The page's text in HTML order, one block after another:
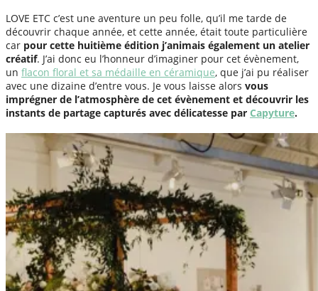
LOVE ETC c’est une aventure un peu folle, qu’il me tarde de
découvrir chaque année, et cette année, était toute particulière
car pour cette huitième édition j’animais également un atelier
créatif. J’ai donc eu l’honneur d’imaginer pour cet évènement,
un flacon floral et sa médaille en céramique, que j’ai pu réaliser
avec une dizaine d’entre vous. Je vous laisse alors vous
imprégner de l’atmosphère de cet évènement et découvrir les
instants de partage capturés avec délicatesse par Capyture.